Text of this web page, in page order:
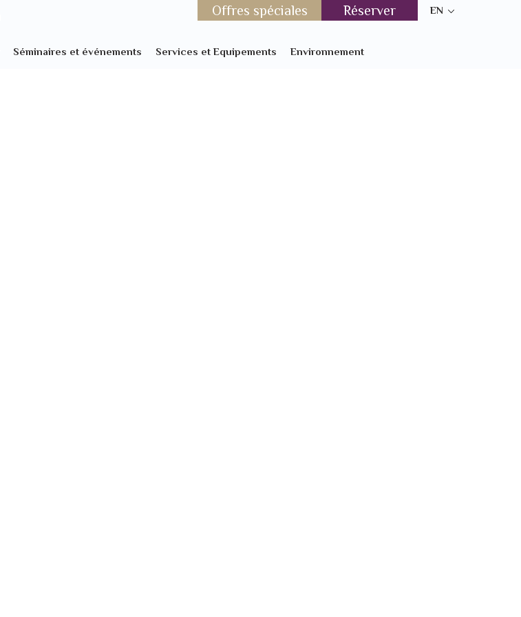
Offres spéciales Réserver EN
Séminaires et événements Services et Equipements Environnement